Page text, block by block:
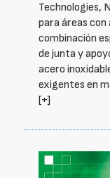
Technologies,
para áreas
combinación
de junta y
acero
exigentes en
[+]